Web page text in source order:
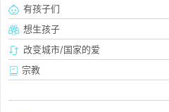
有孩子们
想生孩子
改变城市/国家的爱
宗教